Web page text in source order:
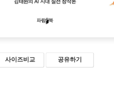
사이즈비교 공유하기